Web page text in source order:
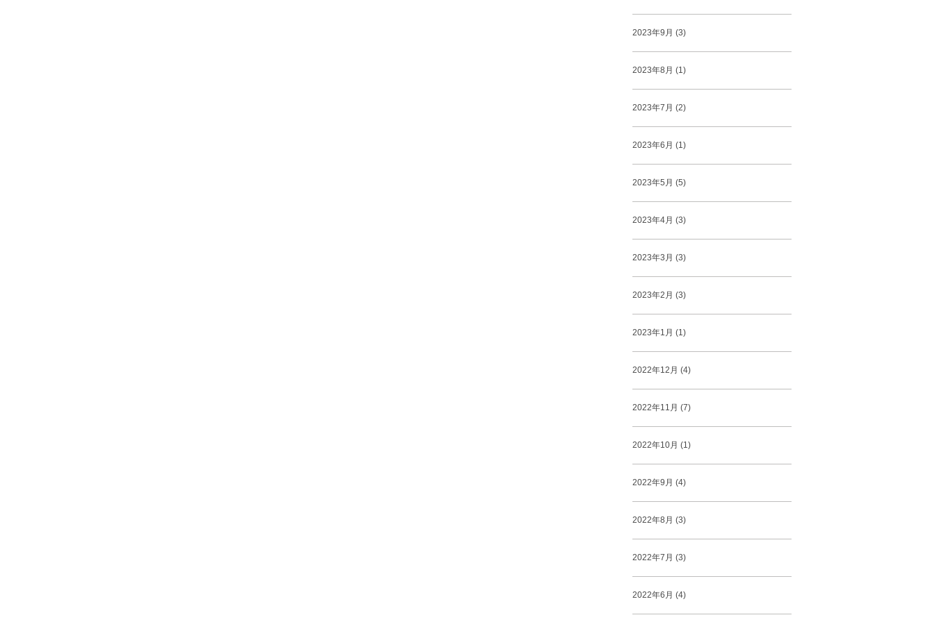
2023年9月 (3)
2023年8月 (1)
2023年7月 (2)
2023年6月 (1)
2023年5月 (5)
2023年4月 (3)
2023年3月 (3)
2023年2月 (3)
2023年1月 (1)
2022年12月 (4)
2022年11月 (7)
2022年10月 (1)
2022年9月 (4)
2022年8月 (3)
2022年7月 (3)
2022年6月 (4)